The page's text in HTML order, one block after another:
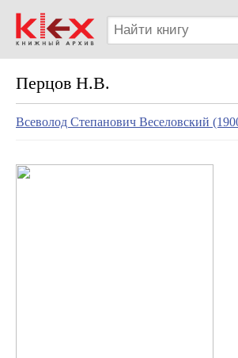
Перцов Н.В.
Всеволод Степанович Веселовский